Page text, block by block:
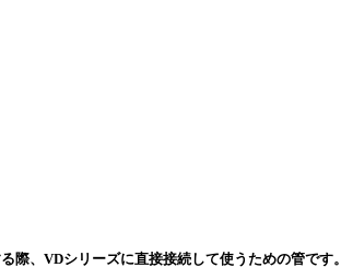
際、VDシリーズに直接接続して使うための管です。